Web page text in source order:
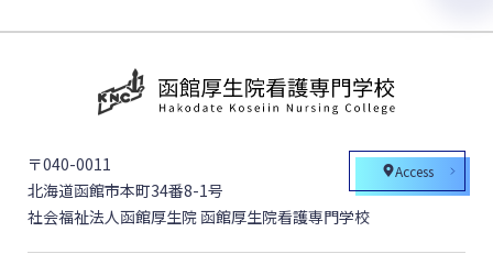
Access
〒040-0011
北海道函館市本町34番8-1号
社会福祉法人函館厚生院 函館厚生院看護専門学校